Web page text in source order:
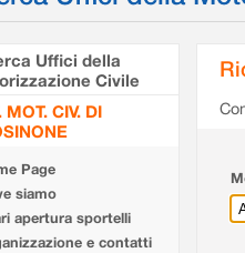
Uffici della
Civile
MOT. CIV. DI
Page
siamo
apertura sportelli
e contatti